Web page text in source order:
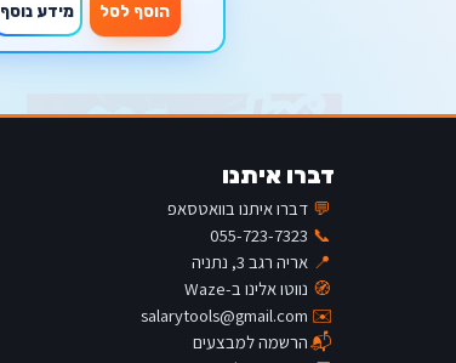
הוסף לסל מידע נוסף
דברו איתנו
💬 דברו איתנו בוואטסאפ
📞
055-723-7323
📍 אריה רגב 3, נתניה
🧭 נווטו אלינו ב-Waze
✉️
salarytools@gmail.com
📬הרשמה למבצעים